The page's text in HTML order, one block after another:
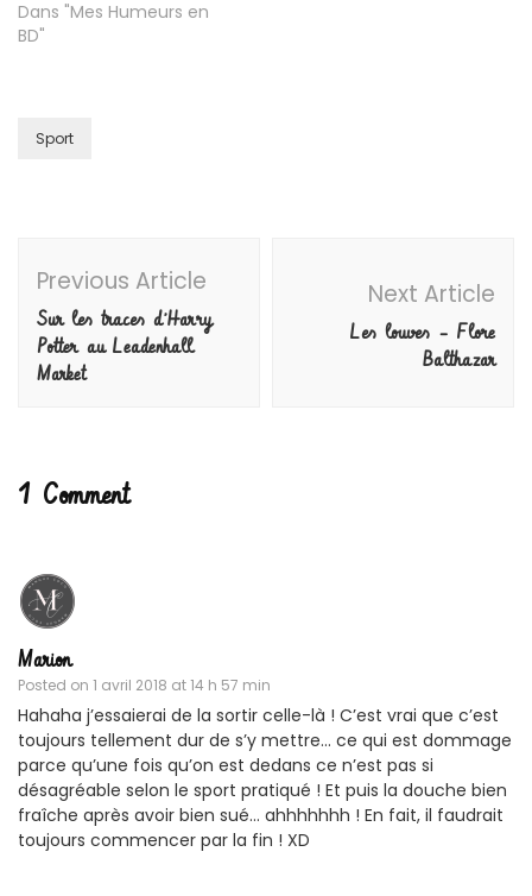
Dans "Mes Humeurs en
BD"
Sport
Navigation
Previous Article
Sur les traces d’Harry
Potter au Leadenhall
Market
Next Article
Les louves – Flore
Balthazar
1 Comment
Marion
Posted on 1 avril 2018 at 14 h 57 min
Hahaha j’essaierai de la sortir celle-là ! C’est vrai que c’est
toujours tellement dur de s’y mettre… ce qui est dommage
parce qu’une fois qu’on est dedans ce n’est pas si
désagréable selon le sport pratiqué ! Et puis la douche bien
fraîche après avoir bien sué… ahhhhhhh ! En fait, il faudrait
toujours commencer par la fin ! XD